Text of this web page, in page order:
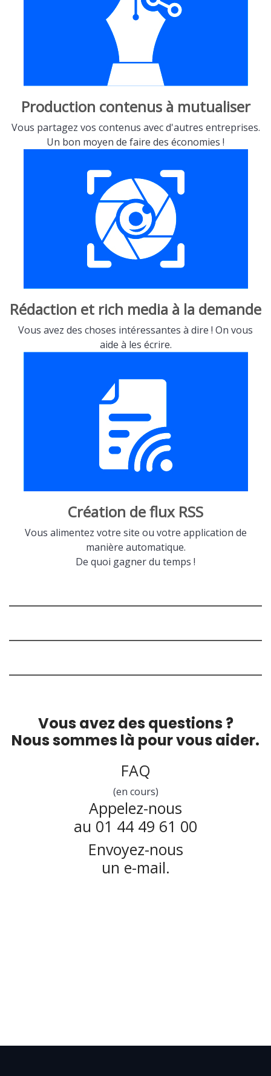
Production contenus à mutualiser
Vous partagez vos contenus avec d'autres entreprises.
Un bon moyen de faire des économies !
Rédaction et rich media à la demande
Vous avez des choses intéressantes à dire ! On vous
aide à les écrire.
Création de flux RSS
Vous alimentez votre site ou votre application de
manière automatique.
De quoi gagner du temps !
Vous avez des questions ?
Nous sommes là pour vous aider.
FAQ
(en cours)
Appelez-nous
au 01 44 49 61 00
Envoyez-nous
un e-mail.